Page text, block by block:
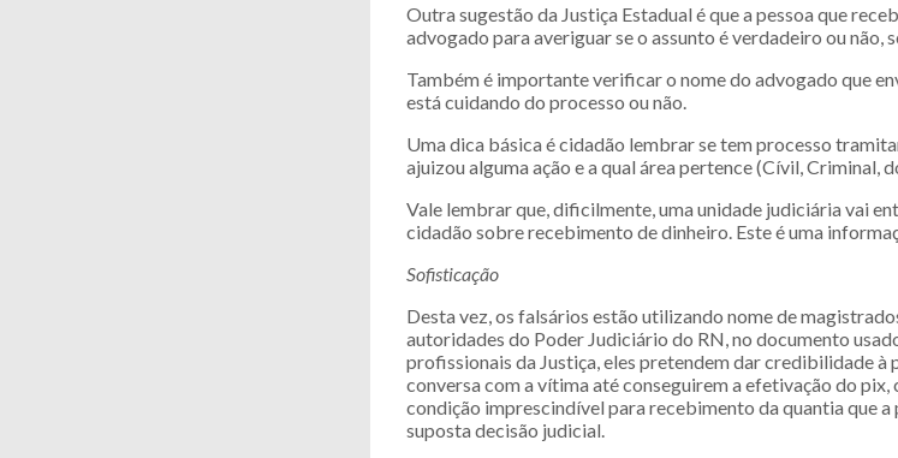
Outra sugestão da Justiça Estadual é que a pessoa que
advogado para averiguar se o assunto é verdadeiro ou não,
Também é importante verificar o nome do advogado que
está cuidando do processo ou não.
Uma dica básica é cidadão lembrar se tem processo
ajuizou alguma ação e a qual área pertence (Cívil, Criminal,
Vale lembrar que, dificilmente, uma unidade judiciária vai
cidadão sobre recebimento de dinheiro. Este é uma
Sofisticação
Desta vez, os falsários estão utilizando nome de
autoridades do Poder Judiciário do RN, no documento
profissionais da Justiça, eles pretendem dar credibilidade à
conversa com a vítima até conseguirem a efetivação do pix,
condição imprescindível para recebimento da quantia que
suposta decisão judicial.